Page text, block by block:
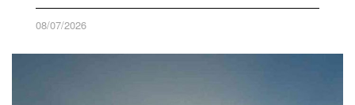
08/07/2026